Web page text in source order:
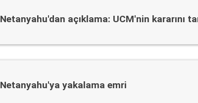
Netanyahu'dan açıklama: UCM'nin kararını
Netanyahu'ya yakalama emri